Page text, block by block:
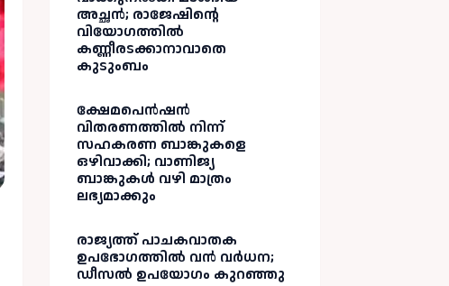
അച്ഛൻ; രാജേഷിന്റെ
വിയോഗത്തിൽ
കണ്ണീരടക്കാനാവാതെ
കുടുംബം
ക്ഷേമപെൻഷൻ
വിതരണത്തിൽ നിന്ന്
സഹകരണ ബാങ്കുകളെ
ഒഴിവാക്കി; വാണിജ്യ
ബാങ്കുകൾ വഴി മാത്രം
ലഭ്യമാക്കും
രാജ്യത്ത് പാചകവാതക
ഉപഭോഗത്തിൽ വൻ വർധന;
ഡീസൽ ഉപയോഗം കുറഞ്ഞു